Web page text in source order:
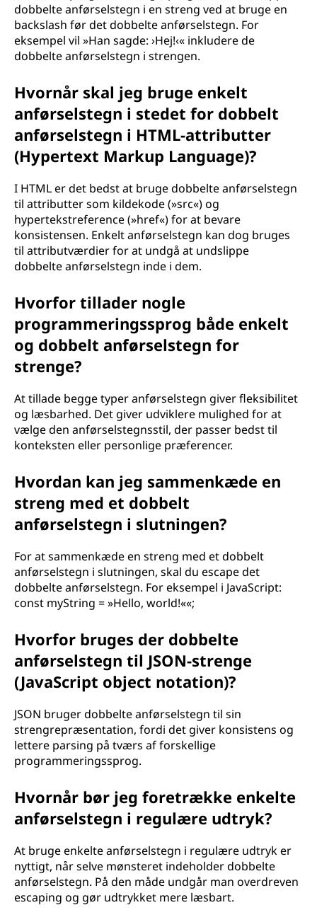
dobbelte anførselstegn i en streng ved at bruge en
backslash før det dobbelte anførselstegn. For
eksempel vil »Han sagde: ›Hej!‹« inkludere de
dobbelte anførselstegn i strengen.
Hvornår skal jeg bruge enkelt
anførselstegn i stedet for dobbelt
anførselstegn i HTML-attributter
(Hypertext Markup Language)?
I HTML er det bedst at bruge dobbelte anførselstegn
til attributter som kildekode (»src«) og
hypertekstreference (»href«) for at bevare
konsistensen. Enkelt anførselstegn kan dog bruges
til attributværdier for at undgå at undslippe
dobbelte anførselstegn inde i dem.
Hvorfor tillader nogle
programmeringssprog både enkelt
og dobbelt anførselstegn for
strenge?
At tillade begge typer anførselstegn giver fleksibilitet
og læsbarhed. Det giver udviklere mulighed for at
vælge den anførselstegnsstil, der passer bedst til
konteksten eller personlige præferencer.
Hvordan kan jeg sammenkæde en
streng med et dobbelt
anførselstegn i slutningen?
For at sammenkæde en streng med et dobbelt
anførselstegn i slutningen, skal du escape det
dobbelte anførselstegn. For eksempel i JavaScript:
const myString = »Hello, world!««;
Hvorfor bruges der dobbelte
anførselstegn til JSON-strenge
(JavaScript object notation)?
JSON bruger dobbelte anførselstegn til sin
strengrepræsentation, fordi det giver konsistens og
lettere parsing på tværs af forskellige
programmeringssprog.
Hvornår bør jeg foretrække enkelte
anførselstegn i regulære udtryk?
At bruge enkelte anførselstegn i regulære udtryk er
nyttigt, når selve mønsteret indeholder dobbelte
anførselstegn. På den måde undgår man overdreven
escaping og gør udtrykket mere læsbart.